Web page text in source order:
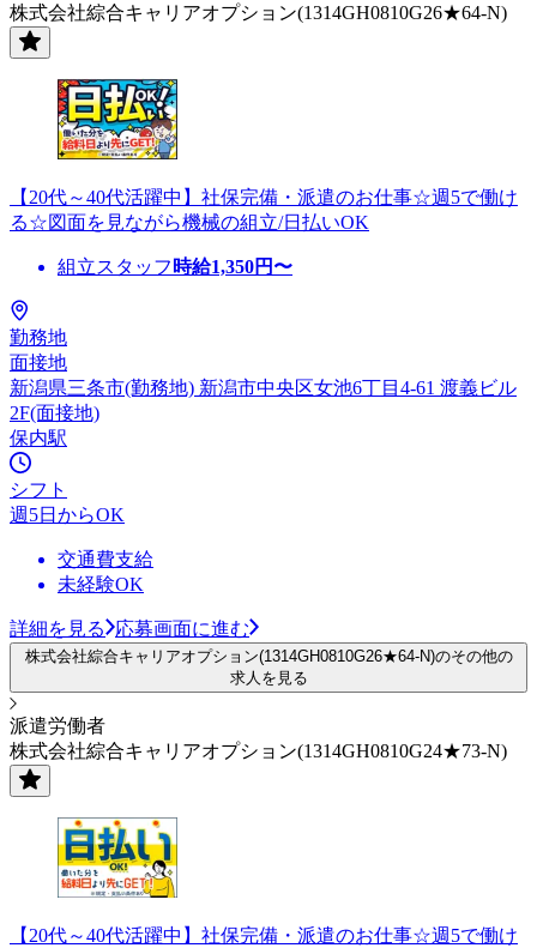
株式会社綜合キャリアオプション(1314GH0810G26★64-N)
【20代～40代活躍中】社保完備・派遣のお仕事☆週5で働け
る☆図面を見ながら機械の組立/日払いOK
組立スタッフ 時給1,350円〜
勤務地
面接地
新潟県三条市(勤務地) 新潟市中央区女池6丁目4-61 渡義ビル
2F(面接地)
保内駅
シフト
週5日からOK
交通費支給
未経験OK
詳細を見る 応募画面に進む
株式会社綜合キャリアオプション(1314GH0810G26★64-N)のその他の
求人を見る
派遣労働者
株式会社綜合キャリアオプション(1314GH0810G24★73-N)
【20代～40代活躍中】社保完備・派遣のお仕事☆週5で働け